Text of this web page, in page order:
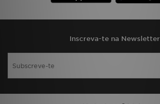
Inscreva-te na Newsletter